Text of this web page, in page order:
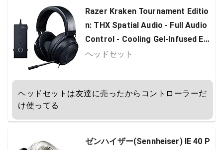
Razer Kraken Tournament Editio
n: THX Spatial Audio - Full Audio
Control - Cooling Gel-Infused Ear
Cushions - Gaming Headset Work
h, Mobile Devices - Black [並行輸
入品]
ヘッドセット
ヘッドセットは友達に売ったからコントローラーだ
け使ってる
ゼンハイザー(Sennheiser) IE 40 P